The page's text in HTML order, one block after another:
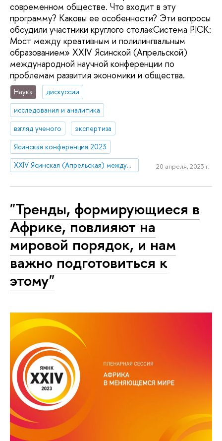
современном обществе. Что входит в эту
программу? Каковы ее особенности? Эти вопросы
обсудили участники круглого стола«Система PICK:
Мост между креативным и полилингвальным
образованием» XXIV Ясинской (Апрельской)
международной научной конференции по
проблемам развития экономики и общества.
Наука
дискуссии
исследования и аналитика
взгляд ученого
экспертиза
Ясинская конференция 2023
XXIV Ясинская (Апрельская) международная научная конференция по проблемам развития экономики и общества
20 апреля, 2023 г.
"Тренды, формирующиеся в
Африке, повлияют на
мировой порядок, и нам
важно подготовиться к
этому"